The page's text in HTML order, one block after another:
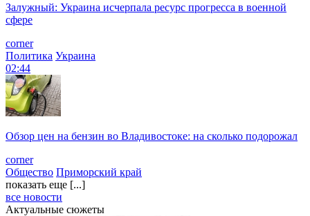
Залужный: Украина исчерпала ресурс прогресса в военной
сфере
corner
Политика Украина
02:44
Обзор цен на бензин во Владивостоке: на сколько подорожал
corner
Общество Приморский край
показать еще [...]
все новости
Актуальные сюжеты